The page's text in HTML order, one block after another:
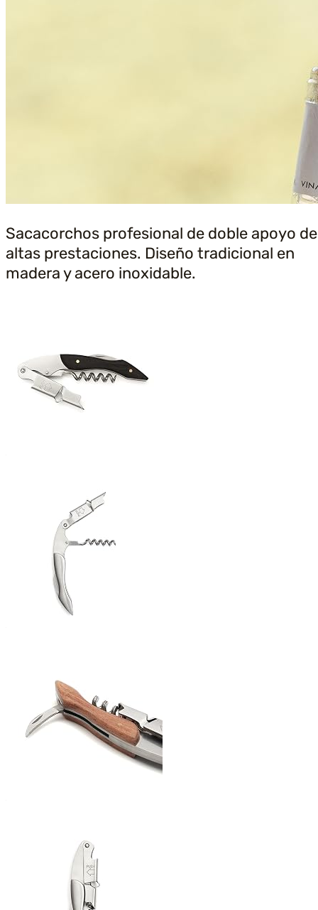
Sacacorchos profesional de doble apoyo de
altas prestaciones. Diseño tradicional en
madera y acero inoxidable.